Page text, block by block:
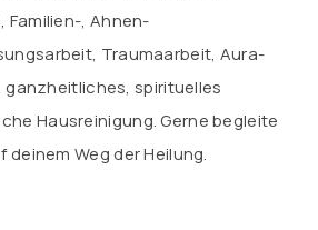
Familien-, Ahnen-
Traumaarbeit, Aura-
ganzheitliches, spirituelles
Hausreinigung. Gerne begleite
Weg der Heilung.